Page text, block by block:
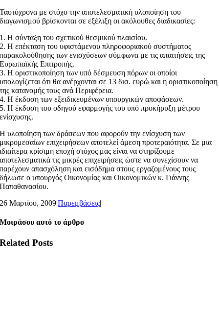
Ταυτόχρονα με στόχο την αποτελεσματική υλοποίηση του
διαγωνισμού βρίσκονται σε εξέλιξη οι ακόλουθες διαδικασίες:
1. Η σύνταξη του σχετικού θεσμικού πλαισίου.
2. Η επέκταση του υφιστάμενου πληροφοριακού συστήματος
παρακολούθησης των ενισχύσεων σύμφωνα με τις απαιτήσεις της
Ευρωπαϊκής Επιτροπής.
3. Η οριστικοποίηση των υπό δέσμευση πόρων οι οποίοι
υπολογίζεται ότι θα ανέρχονται σε 13 δισ. ευρώ και η οριστικοποίηση
της κατανομής τους ανά Περιφέρεια.
4. Η έκδοση των εξειδικευμένων υπουργικών αποφάσεων.
5. Η έκδοση του οδηγού εφαρμογής του υπό προκήρυξη μέτρου
ενίσχυσης.
Η υλοποίηση των δράσεων που αφορούν την ενίσχυση των
μικρομεσαίων επιχειρήσεων αποτελεί άμεση προτεραιότητα. Σε μια
ιδιαίτερα κρίσιμη εποχή στόχος μας είναι να στηρίξουμε
αποτελεσματικά τις μικρές επιχειρήσεις ώστε να συνεχίσουν να
παρέχουν απασχόληση και εισόδημα στους εργαζομένους τους
δήλωσε ο υπουργός Οικονομίας και Οικονομικών κ. Γιάννης
Παπαθανασίου.
26 Μαρτίου, 2009|Παρεμβάσεις|
Μοιράσου αυτό το άρθρο
Related Posts